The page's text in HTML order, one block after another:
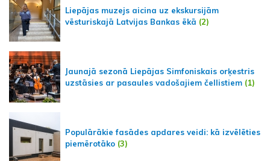
Liepājas muzejs aicina uz ekskursijām
vēsturiskajā Latvijas Bankas ēkā (2)
Jaunajā sezonā Liepājas Simfoniskais orķestris
uzstāsies ar pasaules vadošajiem čellistiem (1)
Populārākie fasādes apdares veidi: kā izvēlēties
piemērotāko (3)